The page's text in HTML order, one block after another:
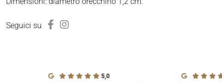
Seguici su
5,0